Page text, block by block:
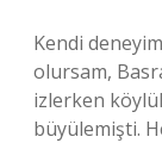
Kendi
olursam,
izlerken
büyülemişti.